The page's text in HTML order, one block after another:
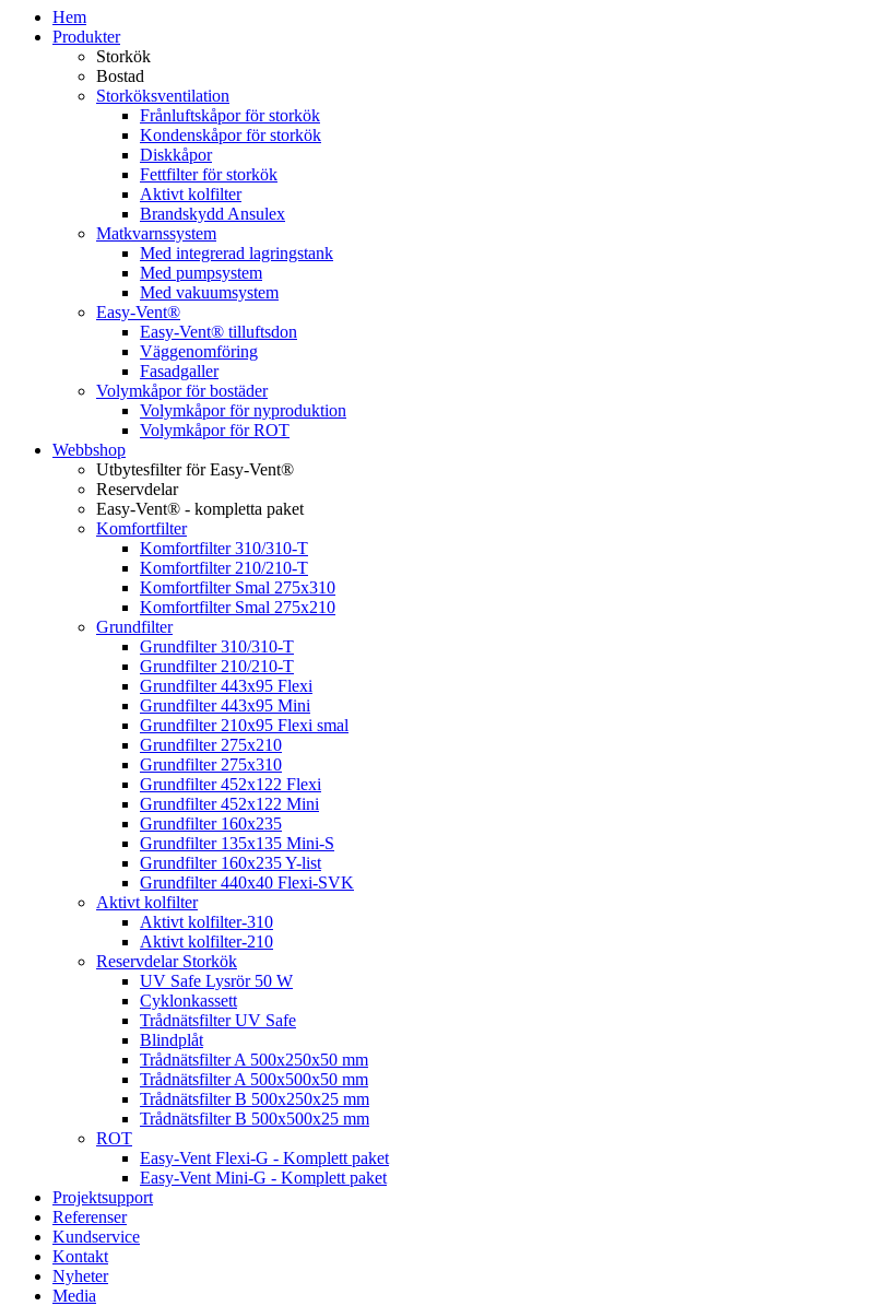
Hem
Produkter
Storkök
Bostad
Storköksventilation
Frånluftskåpor för storkök
Kondenskåpor för storkök
Diskkåpor
Fettfilter för storkök
Aktivt kolfilter
Brandskydd Ansulex
Matkvarnssystem
Med integrerad lagringstank
Med pumpsystem
Med vakuumsystem
Easy-Vent®
Easy-Vent® tilluftsdon
Väggenomföring
Fasadgaller
Volymkåpor för bostäder
Volymkåpor för nyproduktion
Volymkåpor för ROT
Webbshop
Utbytesfilter för Easy-Vent®
Reservdelar
Easy-Vent® - kompletta paket
Komfortfilter
Komfortfilter 310/310-T
Komfortfilter 210/210-T
Komfortfilter Smal 275x310
Komfortfilter Smal 275x210
Grundfilter
Grundfilter 310/310-T
Grundfilter 210/210-T
Grundfilter 443x95 Flexi
Grundfilter 443x95 Mini
Grundfilter 210x95 Flexi smal
Grundfilter 275x210
Grundfilter 275x310
Grundfilter 452x122 Flexi
Grundfilter 452x122 Mini
Grundfilter 160x235
Grundfilter 135x135 Mini-S
Grundfilter 160x235 Y-list
Grundfilter 440x40 Flexi-SVK
Aktivt kolfilter
Aktivt kolfilter-310
Aktivt kolfilter-210
Reservdelar Storkök
UV Safe Lysrör 50 W
Cyklonkassett
Trådnätsfilter UV Safe
Blindplåt
Trådnätsfilter A 500x250x50 mm
Trådnätsfilter A 500x500x50 mm
Trådnätsfilter B 500x250x25 mm
Trådnätsfilter B 500x500x25 mm
ROT
Easy-Vent Flexi-G - Komplett paket
Easy-Vent Mini-G - Komplett paket
Projektsupport
Referenser
Kundservice
Kontakt
Nyheter
Media